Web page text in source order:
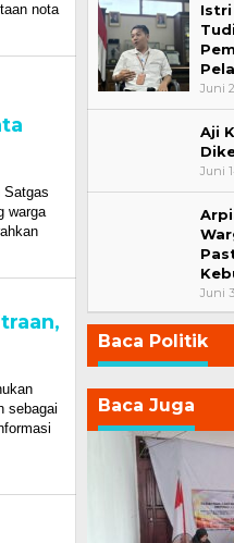
nota
Satgas
warga
sebagai
Istri
Juni
Aji
Juni
Juni
Baca Politik
Baca Juga